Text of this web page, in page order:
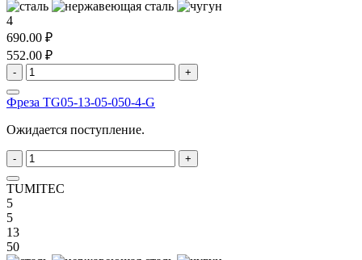
4
690.00 ₽
552.00 ₽
- +
Фреза TG05-13-05-050-4-G
Ожидается поступление.
- +
TUMITEC
5
5
13
50